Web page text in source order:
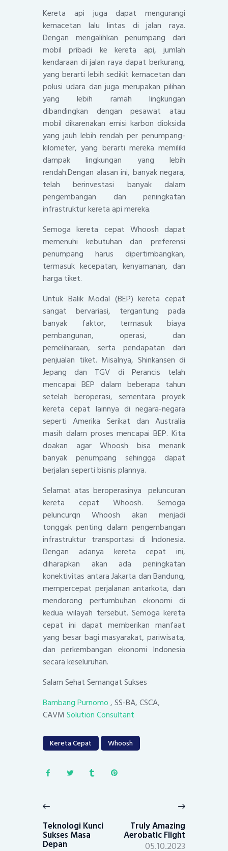
Kereta api juga dapat mengurangi
kemacetan lalu lintas di jalan raya.
Dengan mengalihkan penumpang dari
mobil pribadi ke kereta api, jumlah
kendaraan di jalan raya dapat berkurang,
yang berarti lebih sedikit kemacetan dan
polusi udara dan juga merupakan pilihan
yang lebih ramah lingkungan
dibandingkan dengan pesawat atau
mobil dikarenakan emisi karbon dioksida
yang jauh lebih rendah per penumpang-
kilometer, yang berarti mereka memiliki
dampak lingkungan yang lebih
rendah.Dengan alasan ini, banyak negara,
telah berinvestasi banyak dalam
pengembangan dan peningkatan
infrastruktur kereta api mereka.
Semoga kereta cepat Whoosh dapat
memenuhi kebutuhan dan preferensi
penumpang harus dipertimbangkan,
termasuk kecepatan, kenyamanan, dan
harga tiket.
Untuk Balik Modal (BEP) kereta cepat
sangat bervariasi, tergantung pada
banyak faktor, termasuk biaya
pembangunan, operasi, dan
pemeliharaan, serta pendapatan dari
penjualan tiket. Misalnya, Shinkansen di
Jepang dan TGV di Perancis telah
mencapai BEP dalam beberapa tahun
setelah beroperasi, sementara proyek
kereta cepat lainnya di negara-negara
seperti Amerika Serikat dan Australia
masih dalam proses mencapai BEP. Kita
doakan agar Whoosh bisa menarik
banyak penumpang sehingga dapat
berjalan seperti bisnis plannya.
Selamat atas beroperasinya peluncuran
kereta cepat Whoosh. Semoga
peluncurqn Whoosh akan menjadi
tonggak penting dalam pengembangan
infrastruktur transportasi di Indonesia.
Dengan adanya kereta cepat ini,
diharapkan akan ada peningkatan
konektivitas antara Jakarta dan Bandung,
mempercepat perjalanan antarkota, dan
mendorong pertumbuhan ekonomi di
kedua wilayah tersebut. Semoga kereta
cepat ini dapat memberikan manfaat
yang besar bagi masyarakat, pariwisata,
dan perkembangan ekonomi Indonesia
secara keseluruhan.
Salam Sehat Semangat Sukses
Bambang Purnomo, SS-BA, CSCA,
CAVMSolution Consultant
Kereta Cepat Whoosh
navigation
post:
Teknologi Kunci
Sukses Masa
Depan
Truly Amazing
Aerobatic Flight
05.10.2023